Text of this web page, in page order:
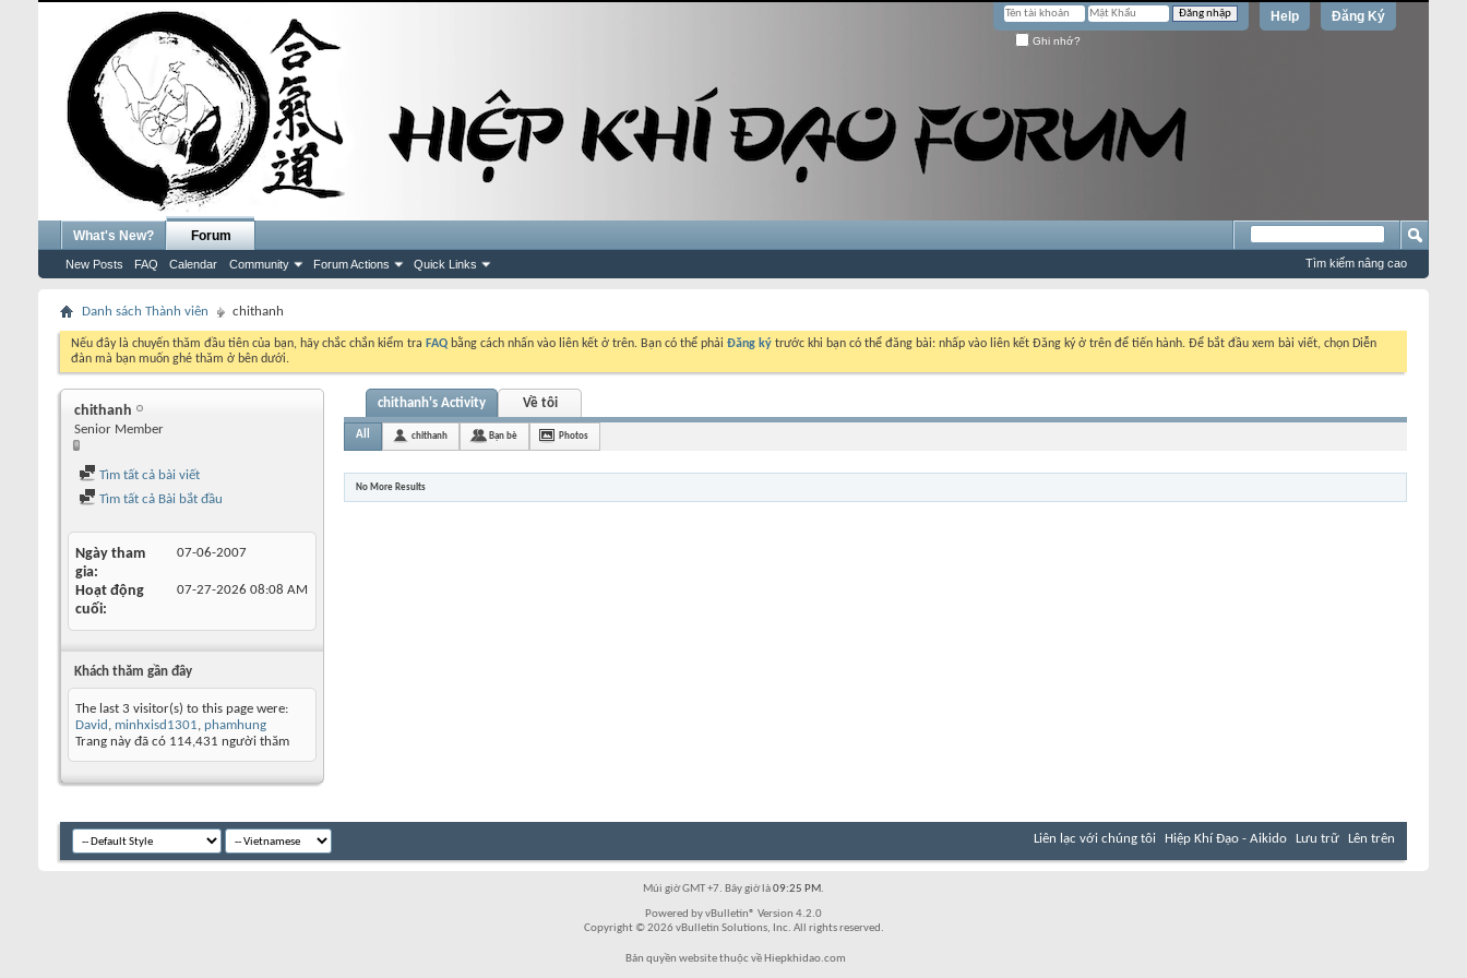
Đăng Ký
Help
Ghi nhớ?
What's New? Forum
New Posts FAQ Calendar Community Forum Actions Quick Links Tìm kiếm nâng cao
Danh sách Thành viên chithanh
Nếu đây là chuyến thăm đầu tiên của bạn, hãy chắc chắn kiểm tra FAQ bằng cách nhấn vào liên kết ở trên. Bạn có thể phải Đăng ký trước khi bạn có thể đăng bài: nhấp vào liên kết Đăng ký ở trên để tiến hành. Để bắt đầu xem bài viết, chọn Diễn
đàn mà bạn muốn ghé thăm ở bên dưới.
chithanh
Senior Member
Tìm tất cả bài viết
Tìm tất cả Bài bắt đầu
Ngày tham
gia
07-06-2007
Hoạt động
cuối
07-27-2026 08:08 AM
Khách thăm gần đây
The last 3 visitor(s) to this page were:
David , minhxisd1301, phamhung
Trang này đã có 114,431 người thăm
chithanh's Activity Về tôi
All chithanh Bạn bè Photos
No More Results
Liên lạc với chúng tôi Hiệp Khí Đạo - Aikido Lưu trữ Lên trên
Múi giờ GMT +7. Bây giờ là09:25 PM.
Powered by vBulletin® Version 4.2.0
Copyright © 2026 vBulletin Solutions, Inc. All rights reserved.
Bản quyền website thuộc về Hiepkhidao.com